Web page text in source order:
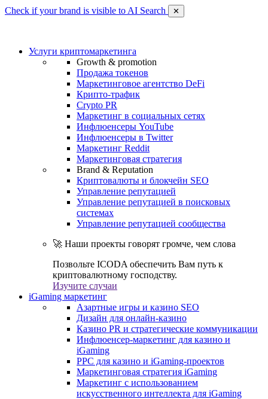
Check if your brand is visible to AI Search ✕
Услуги криптомаркетинга
Growth & promotion
Продажа токенов
Маркетинговое агентство DeFi
Крипто-трафик
Crypto PR
Маркетинг в социальных сетях
Инфлюенсеры YouTube
Инфлюенсеры в Twitter
Маркетинг Reddit
Маркетинговая стратегия
Brand & Reputation
Криптовалюты и блокчейн SEO
Управление репутацией
Управление репутацией в поисковых
системах
Управление репутацией сообщества
🚀 Наши проекты говорят громче, чем слова
Позвольте ICODA обеспечить Вам путь к
криптовалютному господству.
Изучите случаи
iGaming маркетинг
Азартные игры и казино SEO
Дизайн для онлайн-казино
Казино PR и стратегические коммуникации
Инфлюенсер-маркетинг для казино и
iGaming
PPC для казино и iGaming-проектов
Маркетинговая стратегия iGaming
Маркетинг с использованием
искусственного интеллекта для iGaming